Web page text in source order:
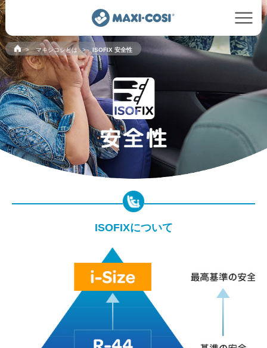
マキシコシとは ISOFIX 安全性
ISOFIXについて